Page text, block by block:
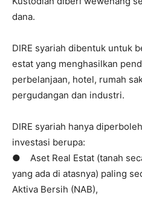
dana.
DIRE syariah dibentuk untuk
estat yang menghasilkan
perbelanjaan, hotel, rumah
pergudangan dan industri.
DIRE syariah hanya
investasi berupa:
● Aset Real Estat (tanah
yang ada di atasnya) paling
Aktiva Bersih (NAB),